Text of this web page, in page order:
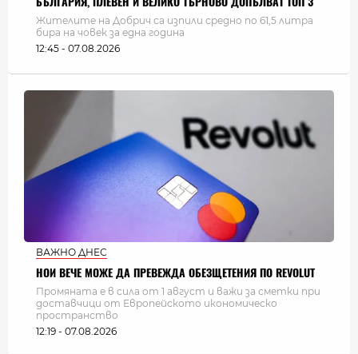
Жителите на Добрич са изпили средно по 61,5 литра
бира на човек за една година
12:45 - 07.08.2026
ВАЖНО ДНЕС
НОИ ВЕЧЕ МОЖЕ ДА ПРЕВЕЖДА ОБЕЗЩЕТЕНИЯ ПО REVOLUT
Промяната е в сила от 1 август и важи за сметки при
доставчици от Европейското икономическо
пространство
12:19 - 07.08.2026